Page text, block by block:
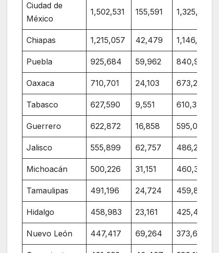
Ciudad de
México
1,502,531 155,591 1,325,503
Chiapas 1,215,057 42,479 1,146,335
Puebla 925,684 59,962 840,964
Oaxaca 710,701 24,103 673,278
Tabasco 627,590 9,551 610,385
Guerrero 622,872 16,858 595,028
Jalisco 555,899 62,757 486,279
Michoacán 500,226 31,151 460,331
Tamaulipas 491,196 24,724 459,874
Hidalgo 458,983 23,161 425,421
Nuevo León 447,417 69,264 373,693